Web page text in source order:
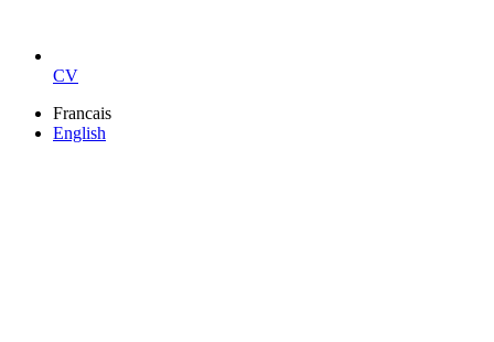
CV
Francais
English